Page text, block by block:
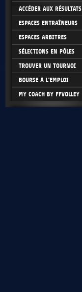
ACCÉDER AUX RÉSULTATS
ESPACES ENTRAÎNEURS
ESPACES ARBITRES
SÉLECTIONS EN PÔLES
TROUVER UN TOURNOI
BOURSE À L'EMPLOI
MY COACH BY FFVOLLEY